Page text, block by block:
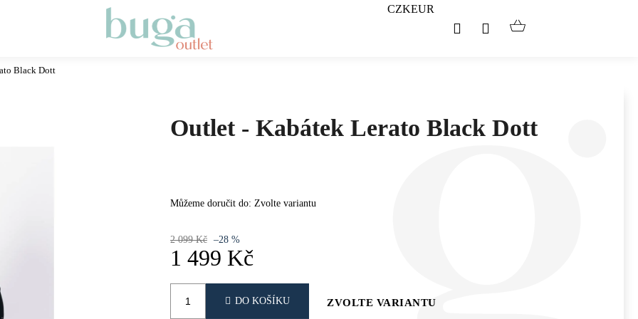
CZKEUR
Hledat PřihlášeníNákupní
Black Dott
Outlet - Kabátek Lerato Black Dott
Můžeme doručit do: Zvolte variantu
2 099 Kč –28 %
1 499 Kč
DO KOŠÍKU
ZVOLTE VARIANTU
Co potřebujete najít?
HLEDAT